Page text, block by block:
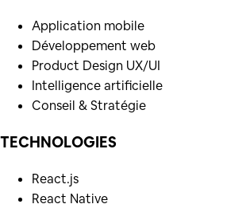
Application mobile
Développement web
Product Design UX/UI
Intelligence artificielle
Conseil & Stratégie
TECHNOLOGIES
React.js
React Native